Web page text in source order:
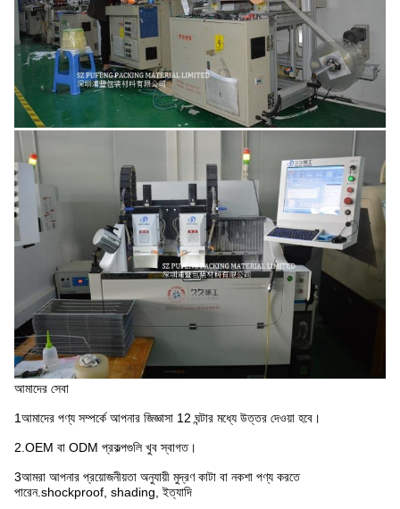
আমাদের সেবা
1আমাদের পণ্য সম্পর্কে আপনার জিজ্ঞাসা 12 ঘন্টার মধ্যে উত্তর দেওয়া হবে।
2.OEM বা ODM প্রকল্পগুলি খুব স্বাগত।
3আমরা আপনার প্রয়োজনীয়তা অনুযায়ী মুদ্রণ কাটা বা নকশা পণ্য করতে
পারেন.shockproof, shading, ইত্যাদি